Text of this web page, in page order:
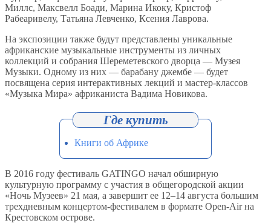
Миллс, Максвелл Боади, Марина Икоку, Кристоф
Рабеаривелу, Татьяна Левченко, Ксения Лаврова.
На экспозиции также будут представлены уникальные
африканские музыкальные инструменты из личных
коллекций и собрания Шереметевского дворца — Музея
Музыки. Одному из них — барабану джембе — будет
посвящена серия интерактивных лекций и мастер-классов
«Музыка Мира» африканиста Вадима Новикова.
Книги об Африке
В 2016 году фестиваль GATINGO начал обширную
культурную программу с участия в общегородской акции
«Ночь Музеев» 21 мая, а завершит ее 12–14 августа большим
трехдневным концертом-фестивалем в формате Open-Air на
Крестовском острове.